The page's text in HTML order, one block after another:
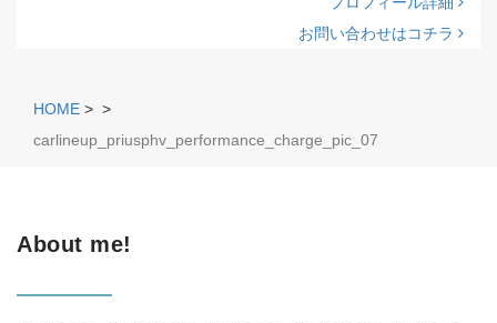
お問い合わせはコチラ
HOME > >
carlineup_priusphv_performance_charge_pic_07
About me!